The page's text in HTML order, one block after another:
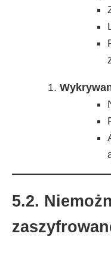
5.2.